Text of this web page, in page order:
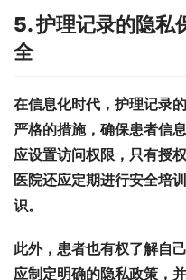
5. 护理记录的隐私
全
在信息化时代，护理记录
严格的措施，确保患者信
应设置访问权限，只有授
医院还应定期进行安全培
识。
此外，患者也有权了解自
应制定明确的隐私政策，